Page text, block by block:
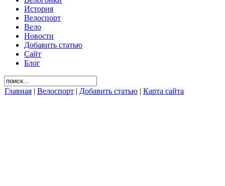
История
Велоспорт
Вело
Новости
Добавить статью
Сайт
Блог
Главная | Велоспорт | Добавить статью | Карта сайта